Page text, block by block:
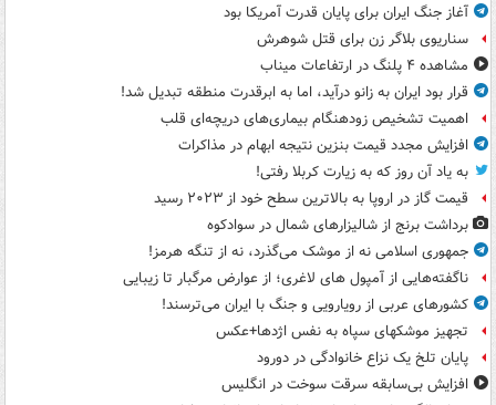
آغاز جنگ ایران برای پایان قدرت آمریکا بود
سناریوی بلاگر زن برای قتل شوهرش
مشاهده ۴ پلنگ در ارتفاعات میناب
قرار بود ایران به زانو درآید، اما به ابرقدرت منطقه تبدیل شد!
اهمیت تشخیص زودهنگام بیماری‌های دریچه‌ای قلب
افزایش مجدد قیمت بنزین نتیجه ابهام در مذاکرات
به یاد آن روز که به زیارت کربلا رفتی!
قیمت گاز در اروپا به بالاترین سطح خود از ۲۰۲۳ رسید
برداشت برنج از شالیزارهای شمال در سوادکوه
جمهوری اسلامی نه از موشک می‌گذرد، نه از تنگه هرمز!
ناگفته‌هایی از آمپول های لاغری؛ از عوارض مرگبار تا زیبایی
کشورهای عربی از رویارویی و جنگ با ایران می‌ترسند!
تجهیز موشکهای سپاه به نفس اژدها+عکس
پایان تلخ یک نزاع خانوادگی در دورود
افزایش بی‌سابقه سرقت سوخت در انگلیس